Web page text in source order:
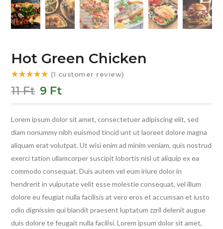
Hot Green Chicken
out of 5
1
customer
rating
(1 customer review)
11Ft 9 Ft
Lorem ipsum dolor sit amet, consectetuer adipiscing elit, sed
diam nonummy nibh euismod tincid unt ut laoreet dolore magna
aliquam erat volutpat. Ut wisi enim ad minim veniam, quis nostrud
exerci tation ullamcorper suscipit lobortis nisl ut aliquip ex ea
commodo consequat. Duis autem vel eum iriure dolor in
hendrerit in vulputate velit esse molestie consequat, vel illum
dolore eu feugiat nulla facilisis at vero eros et accumsan et iusto
odio dignissim qui blandit praesent luptatum zzril delenit augue
duis dolore te feugait nulla facilisi. Lorem ipsum dolor sit amet,